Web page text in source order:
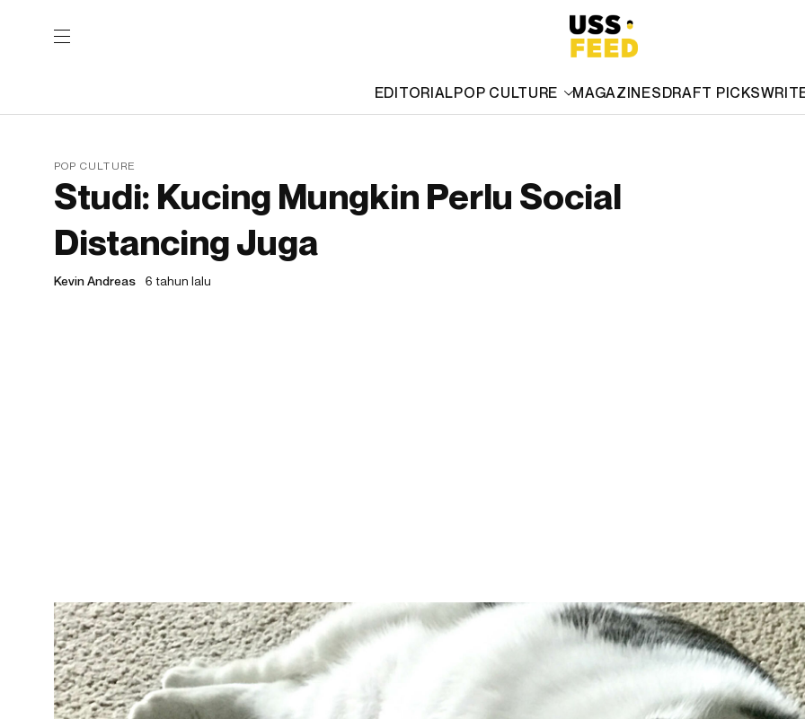
EDITORIALPOP CULTURE MAGAZINESDRAFT PICKS
POP CULTURE
Studi: Kucing Mungkin Perlu Social
Distancing Juga
Kevin Andreas 6 tahun lalu